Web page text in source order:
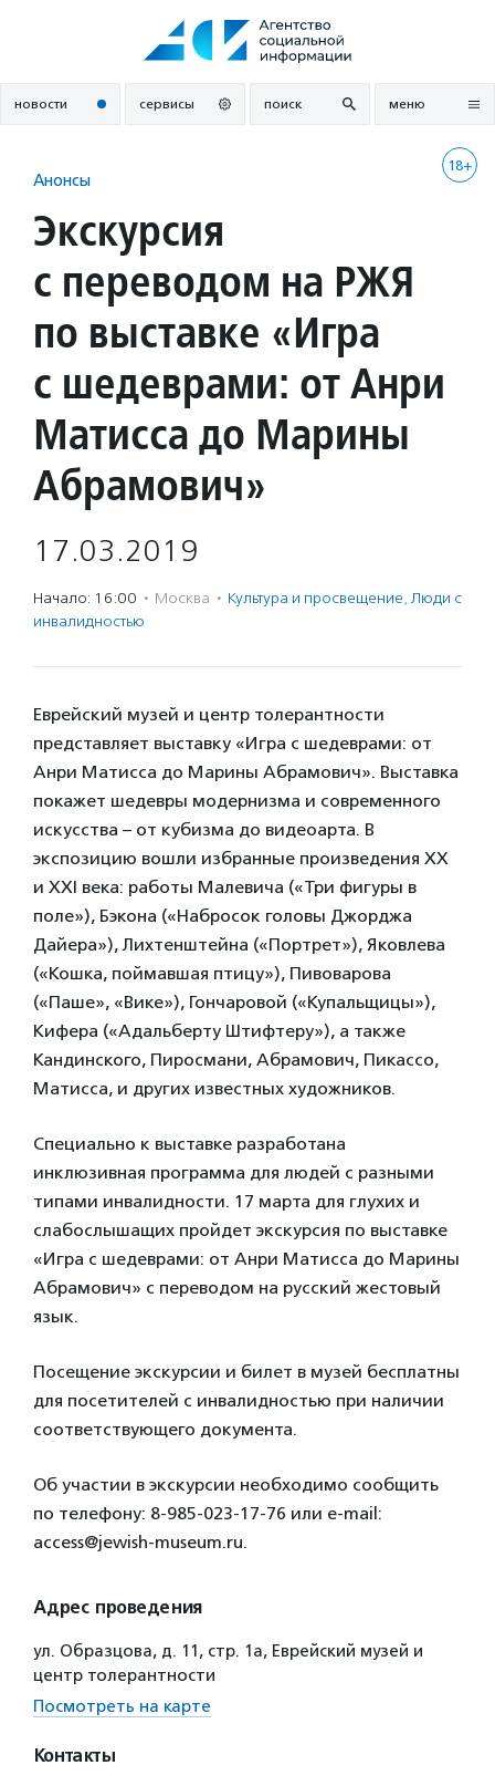
новости сервисы поиск меню
18+
Анонсы
Экскурсия
с переводом на РЖЯ
по выставке «Игра
с шедеврами: от Анри
Матисса до Марины
Абрамович»
17.03.2019
Начало: 16:00 · Москва · Культура и просвещение, Люди с
инвалидностью
Еврейский музей и центр толерантности
представляет выставку «Игра с шедеврами: от
Анри Матисса до Марины Абрамович». Выставка
покажет шедевры модернизма и современного
искусства – от кубизма до видеоарта. В
экспозицию вошли избранные произведения XX
и XXI века: работы Малевича («Три фигуры в
поле»), Бэкона («Набросок головы Джорджа
Дайера»), Лихтенштейна («Портрет»), Яковлева
(«Кошка, поймавшая птицу»), Пивоварова
(«Паше», «Вике»), Гончаровой («Купальщицы»),
Кифера («Адальберту Штифтеру»), а также
Кандинского, Пиросмани, Абрамович, Пикассо,
Матисса, и других известных художников.
Специально к выставке разработана
инклюзивная программа для людей с разными
типами инвалидности. 17 марта для глухих и
слабослышащих пройдет экскурсия по выставке
«Игра с шедеврами: от Анри Матисса до Марины
Абрамович» с переводом на русский жестовый
язык.
Посещение экскурсии и билет в музей бесплатны
для посетителей с инвалидностью при наличии
соответствующего документа.
Об участии в экскурсии необходимо сообщить
по телефону: 8-985-023-17-76 или e-mail:
access@jewish-museum.ru.
Адрес проведения
ул. Образцова, д. 11, стр. 1а, Еврейский музей и
центр толерантности
Посмотреть на карте
Контакты